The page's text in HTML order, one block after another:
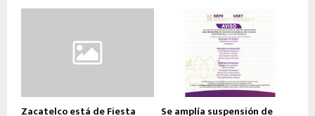
Zacatelco está de Fiesta Se amplía suspensión de